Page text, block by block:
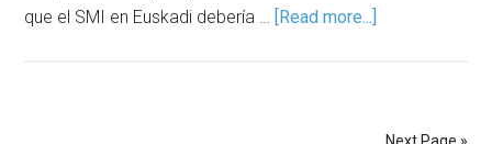
que el SMI en Euskadi debería … [Read more...]
Next Page »